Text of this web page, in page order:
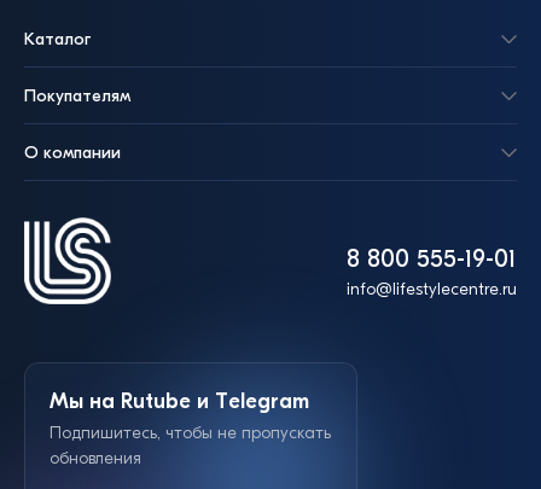
8 800 555-19-01
info@lifestylecentre.ru
Каталог
Покупателям
О компании
Мы на Rutube и Telegram
Подпишитесь, чтобы не пропускать
обновления